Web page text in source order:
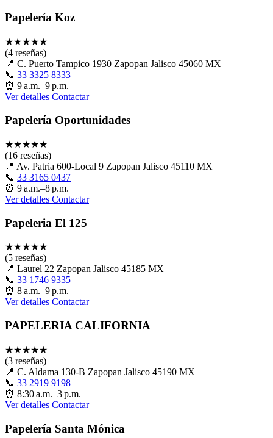
Papelería Koz
★★★★★
(4 reseñas)
📍 C. Puerto Tampico 1930 Zapopan Jalisco 45060 MX
📞 33 3325 8333
⏰ 9 a.m.–9 p.m.
Ver detalles Contactar
Papelería Oportunidades
★★★★★
(16 reseñas)
📍 Av. Patria 600-Local 9 Zapopan Jalisco 45110 MX
📞 33 3165 0437
⏰ 9 a.m.–8 p.m.
Ver detalles Contactar
Papeleria El 125
★★★★★
(5 reseñas)
📍 Laurel 22 Zapopan Jalisco 45185 MX
📞 33 1746 9335
⏰ 8 a.m.–9 p.m.
Ver detalles Contactar
PAPELERIA CALIFORNIA
★★★★★
(3 reseñas)
📍 C. Aldama 130-B Zapopan Jalisco 45190 MX
📞 33 2919 9198
⏰ 8:30 a.m.–3 p.m.
Ver detalles Contactar
Papelería Santa Mónica